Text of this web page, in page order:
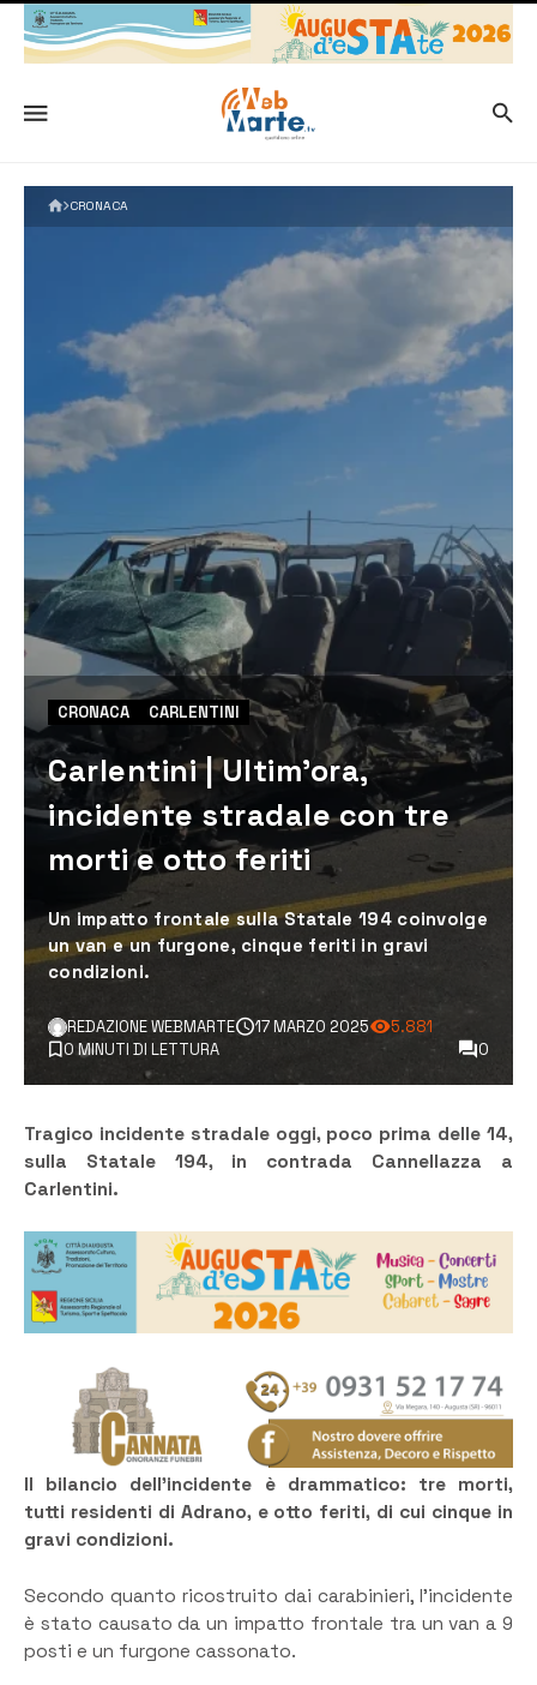
CRONACA
CRONACA CARLENTINI
Carlentini | Ultim’ora,
incidente stradale con tre
morti e otto feriti
Un impatto frontale sulla Statale 194 coinvolge
un van e un furgone, cinque feriti in gravi
condizioni.
REDAZIONE WEBMARTE 17 MARZO 2025
5.881
0 MINUTI DI LETTURA
0
Tragico incidente stradale oggi, poco prima delle 14,
sulla Statale 194, in contrada Cannellazza a
Carlentini.
Il bilancio dell’incidente è drammatico: tre morti,
tutti residenti di Adrano, e otto feriti, di cui cinque in
gravi condizioni.
Secondo quanto ricostruito dai carabinieri, l’incidente
è stato causato da un impatto frontale tra un van a 9
posti e un furgone cassonato.